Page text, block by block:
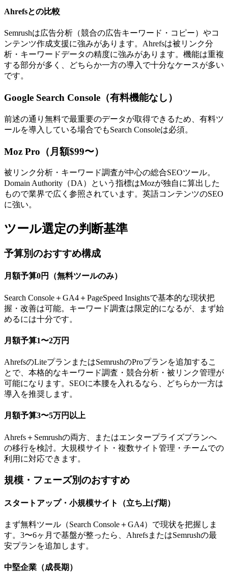
Ahrefsとの比較
Semrushは広告分析（競合の広告キーワード・コピー）やコ
ンテンツ作成支援に強みがあります。Ahrefsは被リンク分
析・キーワードデータの精度に強みがあります。機能は重複
する部分が多く、どちらか一方の導入で十分なケースが多い
です。
Google Search Console（有料機能なし）
前述の通り無料で最重要のデータが取得できるため、有料ツ
ールを導入している場合でもSearch Consoleは必須。
Moz Pro（月額$99〜）
被リンク分析・キーワード調査が中心の総合SEOツール。
Domain Authority（DA）という指標はMozが独自に算出した
もので業界で広く参照されています。英語コンテンツのSEO
に強い。
ツール選定の判断基準
予算別のおすすめ構成
月額予算0円（無料ツールのみ）
Search Console＋GA4＋PageSpeed Insightsで基本的な現状把
握・改善は可能。キーワード調査は限定的になるが、まず始
めるには十分です。
月額予算1〜2万円
AhrefsのLiteプランまたはSemrushのProプランを追加するこ
とで、本格的なキーワード調査・競合分析・被リンク管理が
可能になります。SEOに本腰を入れるなら、どちらか一方は
導入を推奨します。
月額予算3〜5万円以上
Ahrefs＋Semrushの両方、またはエンタープライズプランへ
の移行を検討。大規模サイト・複数サイト管理・チームでの
利用に対応できます。
規模・フェーズ別のおすすめ
スタートアップ・小規模サイト（立ち上げ期）
まず無料ツール（Search Console＋GA4）で現状を把握しま
す。3〜6ヶ月で基盤が整ったら、AhrefsまたはSemrushの最
安プランを追加します。
中堅企業（成長期）